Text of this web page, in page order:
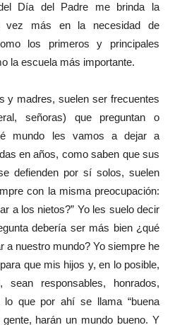
Día del Padre me brinda la
vez más en la necesidad de
los primeros y principales
la escuela más importante.
y madres, suelen ser frecuentes
señoras) que preguntan o
mundo les vamos a dejar a
en años, como saben que sus
defienden por sí solos, suelen
con la misma preocupación:
a los nietos?” Yo les suelo decir
debería ser más bien ¿qué
a nuestro mundo? Yo siempre he
que mis hijos y, en lo posible,
responsables, honrados,
lo que por ahí se llama “buena
harán un mundo bueno. Y